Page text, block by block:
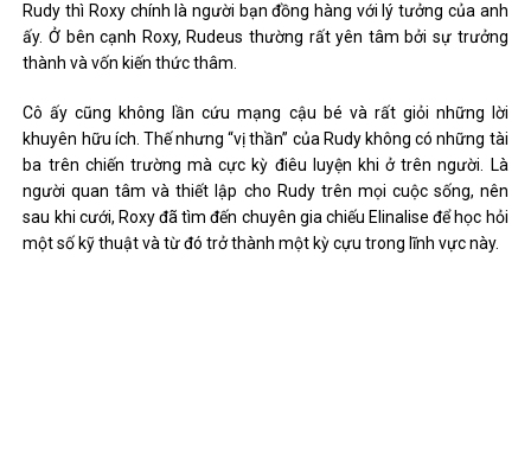
Rudy thì Roxy chính là người bạn đồng hàng với lý tưởng của anh
ấy. Ở bên cạnh Roxy, Rudeus thường rất yên tâm bởi sự trưởng
thành và vốn kiến ​​thức thâm.
Cô ấy cũng không lần cứu mạng cậu bé và rất giỏi những lời
khuyên hữu ích. Thế nhưng “vị thần” của Rudy không có những tài
ba trên chiến trường mà cực kỳ điêu luyện khi ở trên người. Là
người quan tâm và thiết lập cho Rudy trên mọi cuộc sống, nên
sau khi cưới, Roxy đã tìm đến chuyên gia chiếu Elinalise để học hỏi
một số kỹ thuật và từ đó trở thành một kỳ cựu trong lĩnh vực này.